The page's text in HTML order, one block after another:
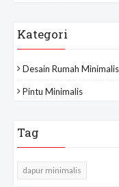
Kategori
Desain Rumah Minimalis
Pintu Minimalis
Tag
dapur minimalis